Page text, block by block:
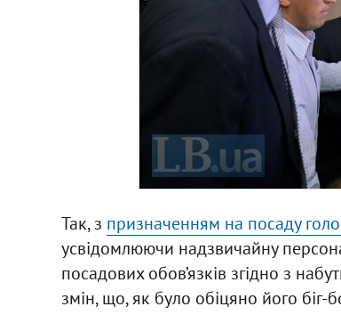
Так, з призначенням на посаду
усвідомлюючи надзвичайну
посадових обов’язків згідно з
змін, що, як було обіцяно його